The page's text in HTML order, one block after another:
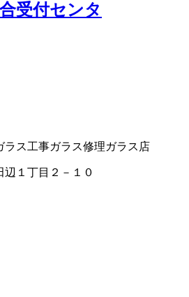
受付センタ
ラス工事ガラス修理ガラス店
辺１丁目２－１０